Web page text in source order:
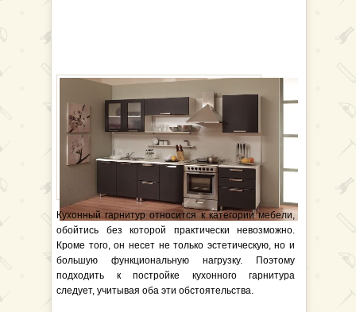
Кухонный гарнитур относится к категории мебели,
обойтись без которой практически невозможно.
Кроме того, он несет не только эстетическую, но и
большую функциональную нагрузку. Поэтому
подходить к постройке кухонного гарнитура
следует, учитывая оба эти обстоятельства.